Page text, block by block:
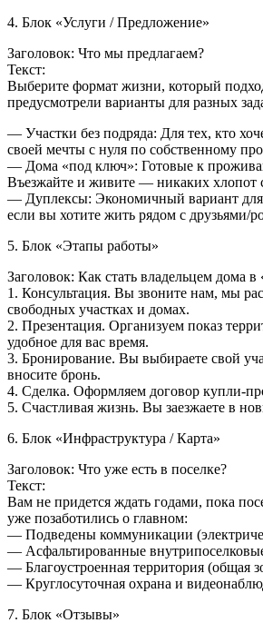
4. Блок «Услуги / Предложение»
Заголовок: Что мы предлагаем?
Текст:
Выберите формат жизни, который
предусмотрели варианты для разных
— Участки без подряда: Для тех, кто
своей мечты с нуля по собственному
— Дома «под ключ»: Готовые к
Въезжайте и живите — никаких хлопот
— Дуплексы: Экономичный вариант
если вы хотите жить рядом с друзьями/
5. Блок «Этапы работы»
Заголовок: Как стать владельцем дома в
1. Консультация. Вы звоните нам, мы
свободных участках и домах.
2. Презентация. Организуем показ
удобное для вас время.
3. Бронирование. Вы выбираете свой
вносите бронь.
4. Сделка. Оформляем договор купли-
5. Счастливая жизнь. Вы заезжаете в
6. Блок «Инфраструктура / Карта»
Заголовок: Что уже есть в поселке?
Текст:
Вам не придется ждать годами, пока
уже позаботились о главном:
— Подведены коммуникации
— Асфальтированные
— Благоустроенная территория (общая
— Круглосуточная охрана и
7. Блок «Отзывы»